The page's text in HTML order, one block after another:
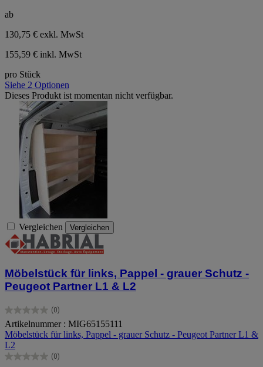
ab
130,75 € exkl. MwSt
155,59 € inkl. MwSt
pro Stück
Siehe 2 Optionen
Dieses Produkt ist momentan nicht verfügbar.
Vergleichen Vergleichen
Möbelstück für links, Pappel - grauer Schutz -
Peugeot Partner L1 & L2
(0)
0.0
von
5
Sternen.
Artikelnummer : MIG65155111
Möbelstück für links, Pappel - grauer Schutz - Peugeot Partner L1 &
L2
(0)
0.0